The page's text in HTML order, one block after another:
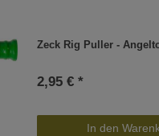
Zeck Rig Puller -
2,95 € *
In den